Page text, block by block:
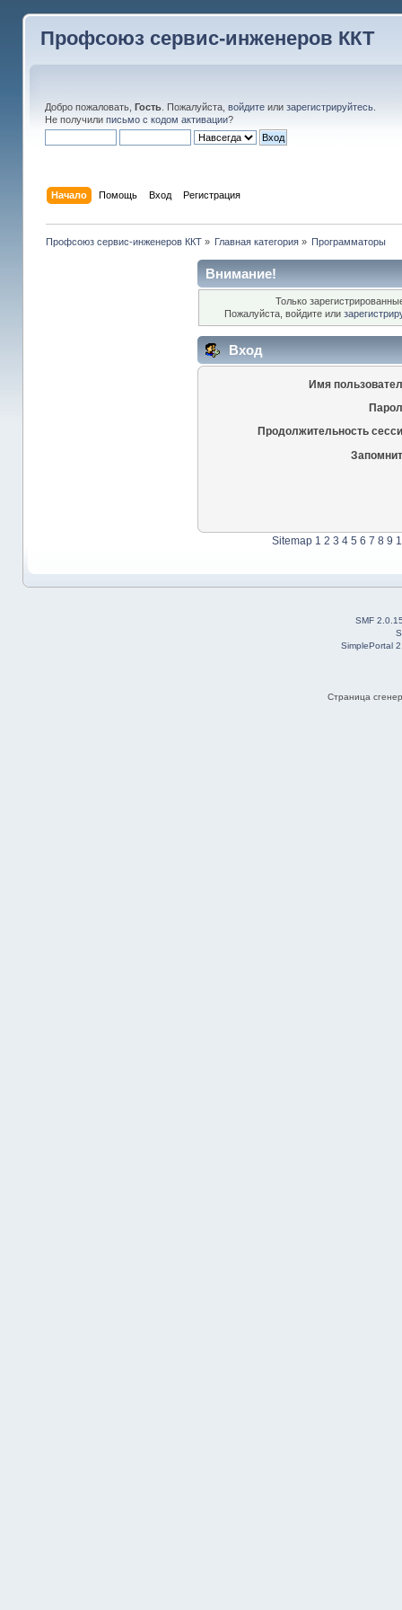
Профсоюз сервис-инженеров ККТ
Добро пожаловать, Гость. Пожалуйста, войдитеили зарегистрируйтесь.
Не получили письмо с кодом активации?
Начало Помощь Вход Регистрация
Профсоюз сервис-инженеров ККТ» Главная категория » Программаторы
Внимание!
Только
Пожалуйста, войдите или
Вход
Имя
Продолжительность
Sitemap 1 2 3 4 5 6 7 8 9
SMF
SimplePortal
Страница